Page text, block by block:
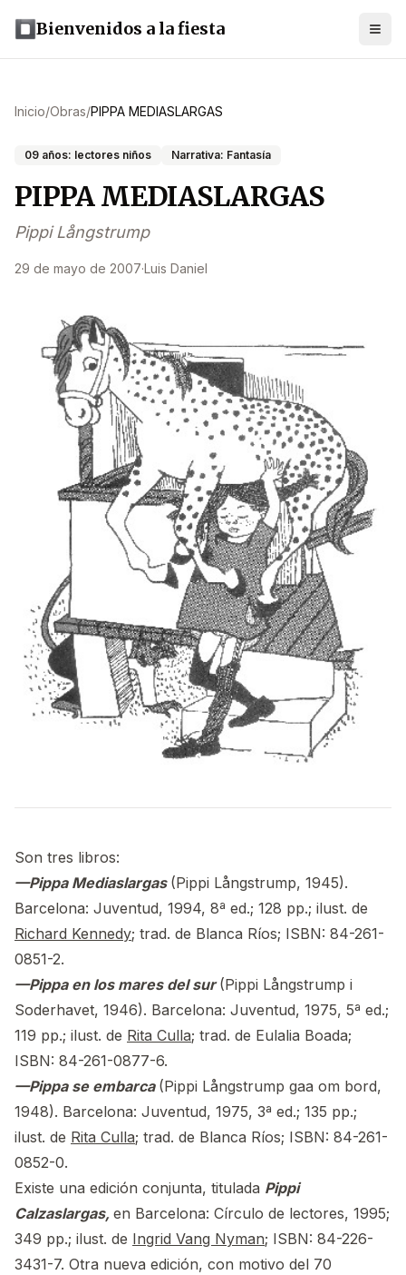
Bienvenidos a la fiesta
Inicio/Obras/PIPPA MEDIASLARGAS
09 años: lectores niños Narrativa: Fantasía
PIPPA MEDIASLARGAS
Pippi Långstrump
29 de mayo de 2007·Luis Daniel
Son tres libros:
—Pippa Mediaslargas (Pippi Långstrump, 1945).
Barcelona: Juventud, 1994, 8ª ed.; 128 pp.; ilust. de
Richard Kennedy; trad. de Blanca Ríos; ISBN: 84-261-
0851-2.
—Pippa en los mares del sur(Pippi Långstrump i
Soderhavet, 1946). Barcelona: Juventud, 1975, 5ª ed.;
119 pp.; ilust. de Rita Culla; trad. de Eulalia Boada;
ISBN: 84-261-0877-6.
—Pippa se embarca (Pippi Långstrump gaa om bord,
1948). Barcelona: Juventud, 1975, 3ª ed.; 135 pp.;
ilust. de Rita Culla; trad. de Blanca Ríos; ISBN: 84-261-
0852-0.
Existe una edición conjunta, titulada Pippi
Calzaslargas, en Barcelona: Círculo de lectores, 1995;
349 pp.; ilust. de Ingrid Vang Nyman; ISBN: 84-226-
3431-7. Otra nueva edición, con motivo del 70